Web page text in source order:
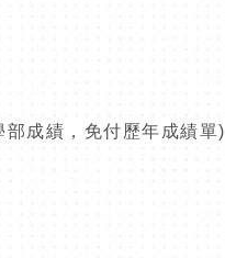
成績，免付歷年成績單)